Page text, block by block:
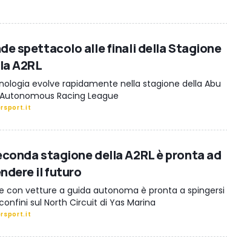
spettacolo alle finali della Stagione
A2RL
evolve rapidamente nella stagione della Abu
Racing League
stagione della A2RL è pronta ad
il futuro
con vetture a guida autonoma è pronta a spingersi
sul North Circuit di Yas Marina